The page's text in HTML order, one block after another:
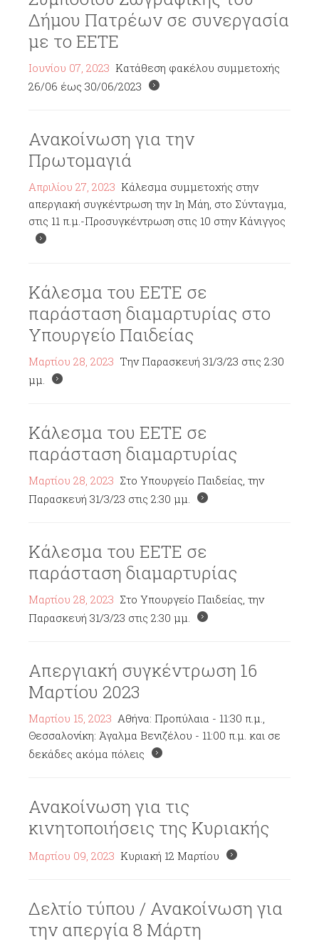
Δήμου Πατρέων σε συνεργασία
με το ΕΕΤΕ
Ιουνίου 07, 2023 Κατάθεση φακέλου συμμετοχής
26/06 έως 30/06/2023
Ανακοίνωση για την
Πρωτομαγιά
Απριλίου 27, 2023 Κάλεσμα συμμετοχής στην
απεργιακή συγκέντρωση την 1η Μάη, στο Σύνταγμα,
στις 11 π.μ.-Προσυγκέντρωση στις 10 στην Κάνιγγος
Κάλεσμα του ΕΕΤΕ σε
παράσταση διαμαρτυρίας στο
Υπουργείο Παιδείας
Μαρτίου 28, 2023 Την Παρασκευή 31/3/23 στις 2:30
μμ.
Κάλεσμα του ΕΕΤΕ σε
παράσταση διαμαρτυρίας
Μαρτίου 28, 2023 Στο Υπουργείο Παιδείας, την
Παρασκευή 31/3/23 στις 2:30 μμ.
Κάλεσμα του ΕΕΤΕ σε
παράσταση διαμαρτυρίας
Μαρτίου 28, 2023 Στο Υπουργείο Παιδείας, την
Παρασκευή 31/3/23 στις 2:30 μμ.
Απεργιακή συγκέντρωση 16
Μαρτίου 2023
Μαρτίου 15, 2023 Αθήνα: Προπύλαια - 11:30 π.μ.,
Θεσσαλονίκη: Άγαλμα Βενιζέλου - 11:00 π.μ. και σε
δεκάδες ακόμα πόλεις
Ανακοίνωση για τις
κινητοποιήσεις της Κυριακής
Μαρτίου 09, 2023 Κυριακή 12 Μαρτίου
Δελτίο τύπου / Ανακοίνωση για
την απεργία 8 Μάρτη